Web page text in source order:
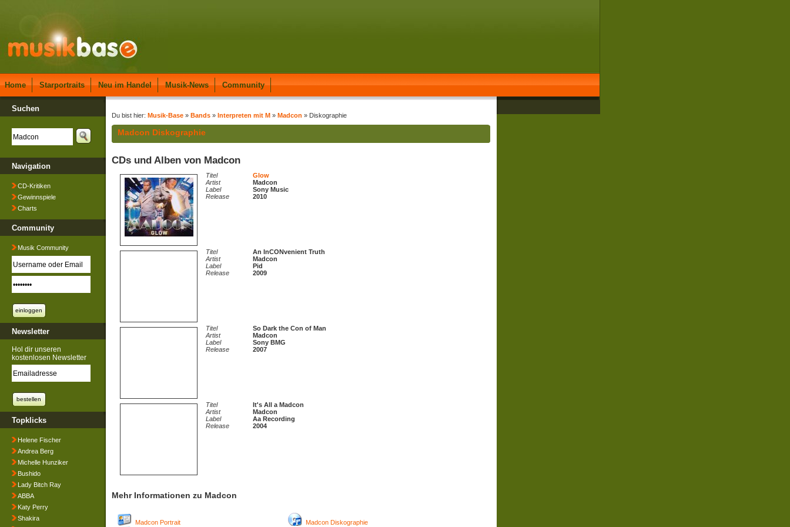
Home Starportraits Neu im Handel Musik-News Community
Suchen
Navigation
CD-Kritiken
Gewinnspiele
Charts
Community
Musik Community
Newsletter
Hol dir unseren
kostenlosen Newsletter
Topklicks
Helene Fischer
Andrea Berg
Michelle Hunziker
Bushido
Lady Bitch Ray
ABBA
Katy Perry
Shakira
Du bist hier: Musik-Base » Bands » Interpreten mit M » Madcon » Diskographie
Madcon Diskographie
CDs und Alben von Madcon
Titel
Glow
Artist
Madcon
Label
Sony Music
Release
2010
Titel
An InCONvenient Truth
Artist
Madcon
Label
Pid
Release
2009
Titel
So Dark the Con of Man
Artist
Madcon
Label
Sony BMG
Release
2007
Titel
It's All a Madcon
Artist
Madcon
Label
Aa Recording
Release
2004
Mehr Informationen zu Madcon
Madcon Portrait Madcon Diskographie